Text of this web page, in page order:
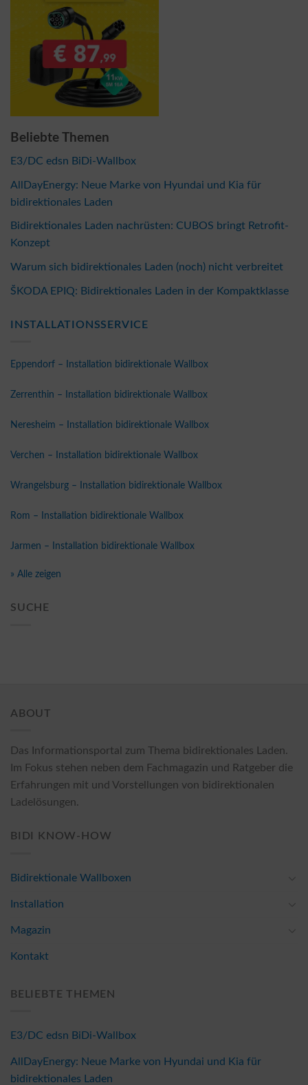
Beliebte Themen
E3/DC edsn BiDi-Wallbox
AllDayEnergy: Neue Marke von Hyundai und Kia für
bidirektionales Laden
Bidirektionales Laden nachrüsten: CUBOS bringt Retrofit-
Konzept
Warum sich bidirektionales Laden (noch) nicht verbreitet
ŠKODA EPIQ: Bidirektionales Laden in der Kompaktklasse
INSTALLATIONSSERVICE
Eppendorf – Installation bidirektionale Wallbox
Zerrenthin – Installation bidirektionale Wallbox
Neresheim – Installation bidirektionale Wallbox
Verchen – Installation bidirektionale Wallbox
Wrangelsburg – Installation bidirektionale Wallbox
Rom – Installation bidirektionale Wallbox
Jarmen – Installation bidirektionale Wallbox
» Alle zeigen
SUCHE
ABOUT
Das Informationsportal zum Thema bidirektionales Laden.
Im Fokus stehen neben dem Fachmagazin und Ratgeber die
Erfahrungen mit und Vorstellungen von bidirektionalen
Ladelösungen.
BIDI KNOW-HOW
Bidirektionale Wallboxen
Installation
Magazin
Kontakt
BELIEBTE THEMEN
E3/DC edsn BiDi-Wallbox
AllDayEnergy: Neue Marke von Hyundai und Kia für
bidirektionales Laden